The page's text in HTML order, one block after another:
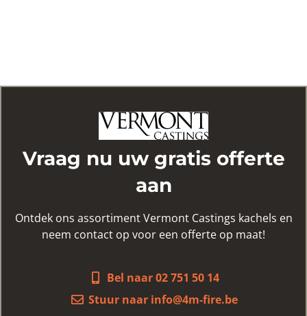
Vraag nu uw gratis offerte
aan
Ontdek ons assortiment Vermont Castings kachels en
neem contact op voor een offerte op maat!
Bel naar 02 751 50 14
Stuur naar info@4m-fire.be